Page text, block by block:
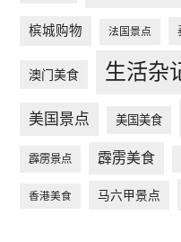
槟城购物 法国景点
澳门美食 生活杂
美国景点 美国美食
霹雳景点 霹雳美食
香港美食 马六甲景点